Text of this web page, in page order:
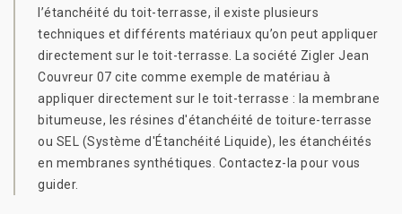
l’étanchéité du toit-terrasse, il existe plusieurs
techniques et différents matériaux qu’on peut appliquer
directement sur le toit-terrasse. La société Zigler Jean
Couvreur 07 cite comme exemple de matériau à
appliquer directement sur le toit-terrasse : la membrane
bitumeuse, les résines d'étanchéité de toiture-terrasse
ou SEL (Système d'Étanchéité Liquide), les étanchéités
en membranes synthétiques. Contactez-la pour vous
guider.